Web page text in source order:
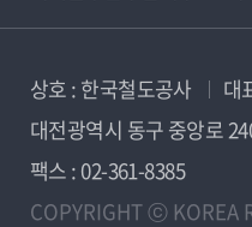
상호 : 한국철도공사 대
대전광역시 동구 중앙로
팩스 : 02-361-8385
COPYRIGHT ⓒ KOREA